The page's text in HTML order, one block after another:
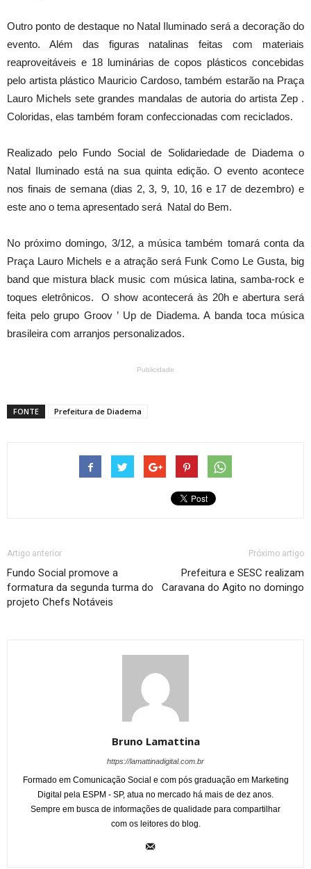
Outro ponto de destaque no Natal Iluminado será a decoração do
evento. Além das figuras natalinas feitas com materiais
reaproveitáveis e 18 luminárias de copos plásticos concebidas
pelo artista plástico Mauricio Cardoso, também estarão na Praça
Lauro Michels sete grandes mandalas de autoria do artista Zep .
Coloridas, elas também foram confeccionadas com reciclados.
Realizado pelo Fundo Social de Solidariedade de Diadema o
Natal Iluminado está na sua quinta edição. O evento acontece
nos finais de semana (dias 2, 3, 9, 10, 16 e 17 de dezembro) e
este ano o tema apresentado será Natal do Bem.
No próximo domingo, 3/12, a música também tomará conta da
Praça Lauro Michels e a atração será Funk Como Le Gusta, big
band que mistura black music com música latina, samba-rock e
toques eletrônicos. O show acontecerá às 20h e abertura será
feita pelo grupo Groov ’ Up de Diadema. A banda toca música
brasileira com arranjos personalizados.
Publicidade
FONTE Prefeitura de Diadema
Artigo anterior
Fundo Social promove a
formatura da segunda turma do
projeto Chefs Notáveis
Próximo artigo
Prefeitura e SESC realizam
Caravana do Agito no domingo
Bruno Lamattina
https://lamattinadigital.com.br
Formado em Comunicação Social e com pós graduação em Marketing
Digital pela ESPM - SP, atua no mercado há mais de dez anos.
Sempre em busca de informações de qualidade para compartilhar
com os leitores do blog.